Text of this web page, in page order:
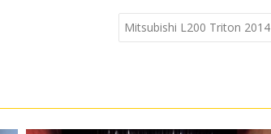
Mitsubishi L200 Triton 2014